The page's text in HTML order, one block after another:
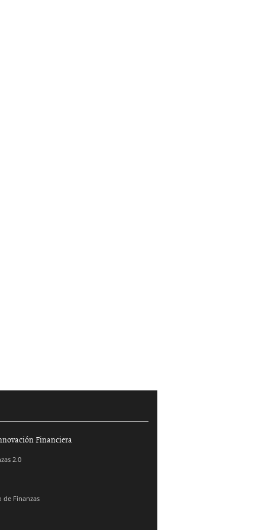
Financiera
2.0
de Finanzas